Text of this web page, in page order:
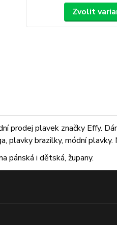
Zvolit
prodej plavek značky Effy.
plavky brazilky, módní
pánská i dětská, župany.